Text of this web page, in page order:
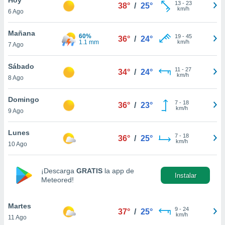
en
más
nuestra
de
aceptar
de
6 Ago
38° / 25° 13- 23
km/h
Mañana
7 Ago
60%
1.1 mm
36° / 24° 19- 45
km/h
Sábado
8 Ago
34° / 24° 11 - 27
km/h
Domingo
9 Ago
36° / 23° 7- 18
km/h
Lunes
10 Ago
36° / 25° 7- 18
km/h
¡Descarga GRATIS la app de
Meteored!
Instalar
Martes
11 Ago
37° / 25° 9- 24
km/h